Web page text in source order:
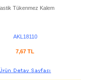
Tükenmez Kalem
AKL18110
7,67 TL